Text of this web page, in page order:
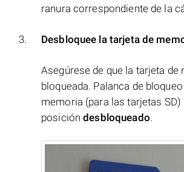
ranura correspondiente de la
Desbloquee la tarjeta de
Asegúrese de que la tarjeta de
bloqueada. Palanca de
memoria (para las tarjetas SD)
posicióndesbloqueado.